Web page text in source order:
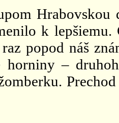
k lepšiemu.
raz popod náš
horniny –